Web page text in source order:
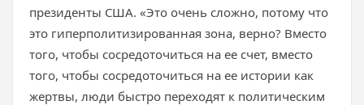
президенты США. «Это очень сложно, потому что
это гиперполитизированная зона, верно? Вместо
того, чтобы сосредоточиться на ее счет, вместо
того, чтобы сосредоточиться на ее истории как
жертвы, люди быстро переходят к политическим